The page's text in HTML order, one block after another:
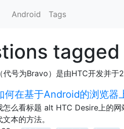
Android Tags
号为Bravo）是由HTC开发并于
何在基于Android的浏览器
怎么看标题 alt HTC Desire上的
文本的方法。